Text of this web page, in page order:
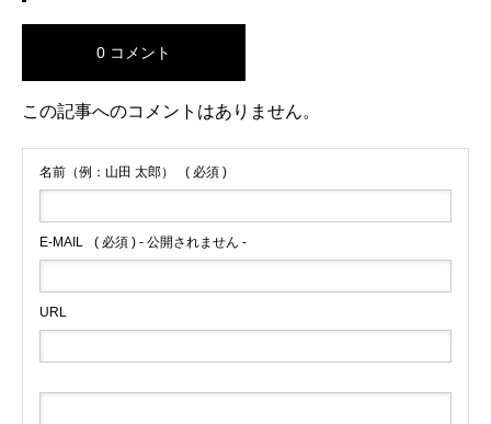
0 コメント
この記事へのコメントはありません。
名前（例：山田 太郎） ( 必須 )
E-MAIL ( 必須 ) - 公開されません -
URL